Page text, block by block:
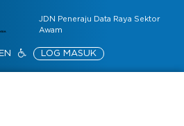
JDN Peneraju Data Raya Sektor
Awam
EN LOG MASUK